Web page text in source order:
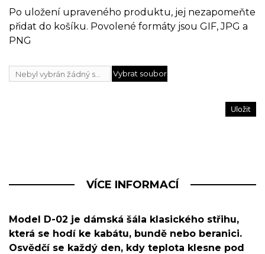
Po uložení upraveného produktu, jej nezapomeňte
přidat do košíku. Povolené formáty jsou GIF, JPG a
PNG
Vybrat soubor
Uložit
VÍCE INFORMACÍ
Model D-02 je dámská šála klasického střihu,
která se hodí ke kabátu, bundě nebo beranici.
Osvědčí se každý den, kdy teplota klesne pod